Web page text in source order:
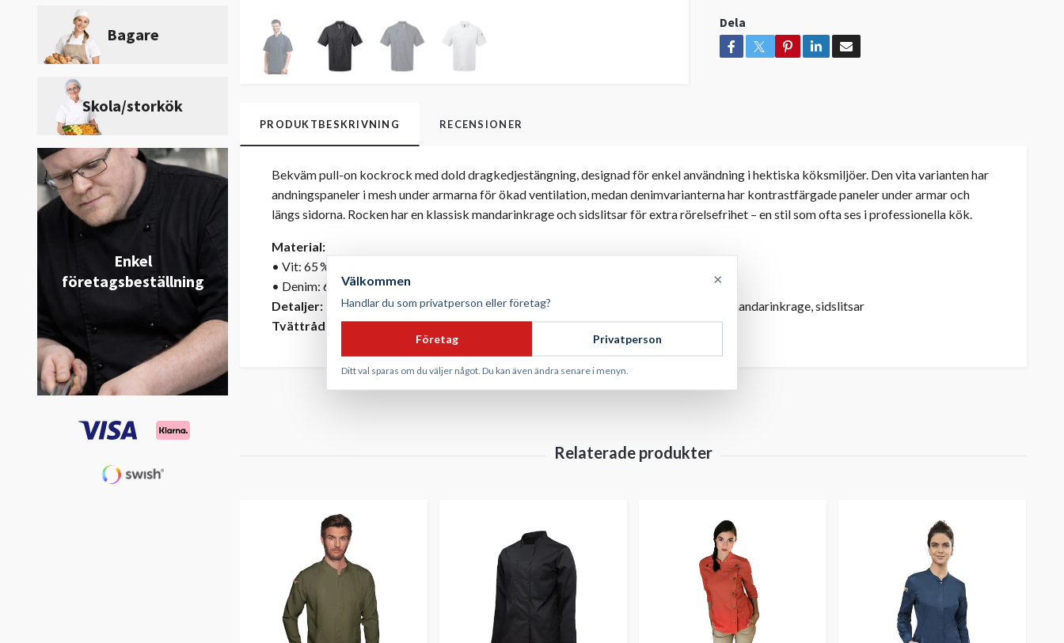
Bagare
Skola/storkök
Enkel
företagsbeställning
Dela
PRODUKTBESKRIVNING RECENSIONER
Bekväm pull-on kockrock med dold dragkedjestängning, designad för enkel användning i hektiska köksmiljöer. Den vita varianten har
andningspaneler i mesh under armarna för ökad ventilation, medan denimvarianterna har kontrastfärgade paneler under armar och
längs sidorna. Rocken har en klassisk mandarinkrage och sidslitsar för extra rörelsefrihet – en stil som ofta ses i professionella kök.
Material:
• Vit: 65 % polyester, 35 % bomull (170 g/m²)
• Denim: 60 % bomull, 40 % polyester (230 g/m²)
Detaljer: Dold dragkedja, andningspaneler i mesh (vit) eller kontrastpaneler (denim), mandarinkrage, sidslitsar
Tvättråd:
Hushållstvätt 60 °C / Industritvätt 85 °C
Välkommen ×
Handlar du som privatperson eller företag?
Företag Privatperson
Ditt val sparas om du väljer något. Du kan även ändra senare i menyn.